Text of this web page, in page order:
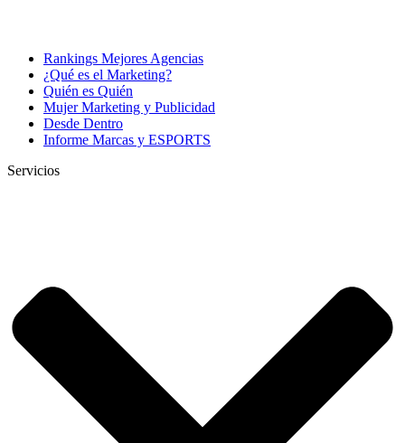
Rankings Mejores Agencias
¿Qué es el Marketing?
Quién es Quién
Mujer Marketing y Publicidad
Desde Dentro
Informe Marcas y ESPORTS
Servicios